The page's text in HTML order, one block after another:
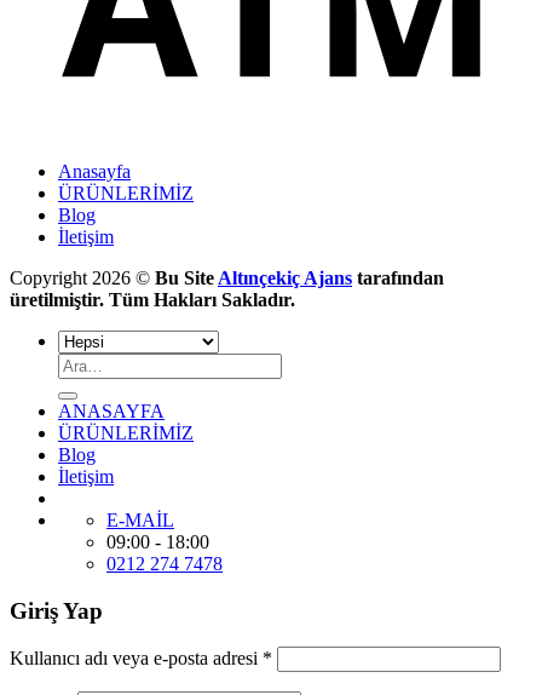
Anasayfa
ÜRÜNLERİMİZ
Blog
İletişim
Copyright 2026 © Bu Site Altınçekiç Ajans tarafından
üretilmiştir. Tüm Hakları Sakladır.
ANASAYFA
ÜRÜNLERİMİZ
Blog
İletişim
E-MAİL
09:00 - 18:00
0212 274 7478
Giriş Yap
Kullanıcı adı veya e-posta adresi *